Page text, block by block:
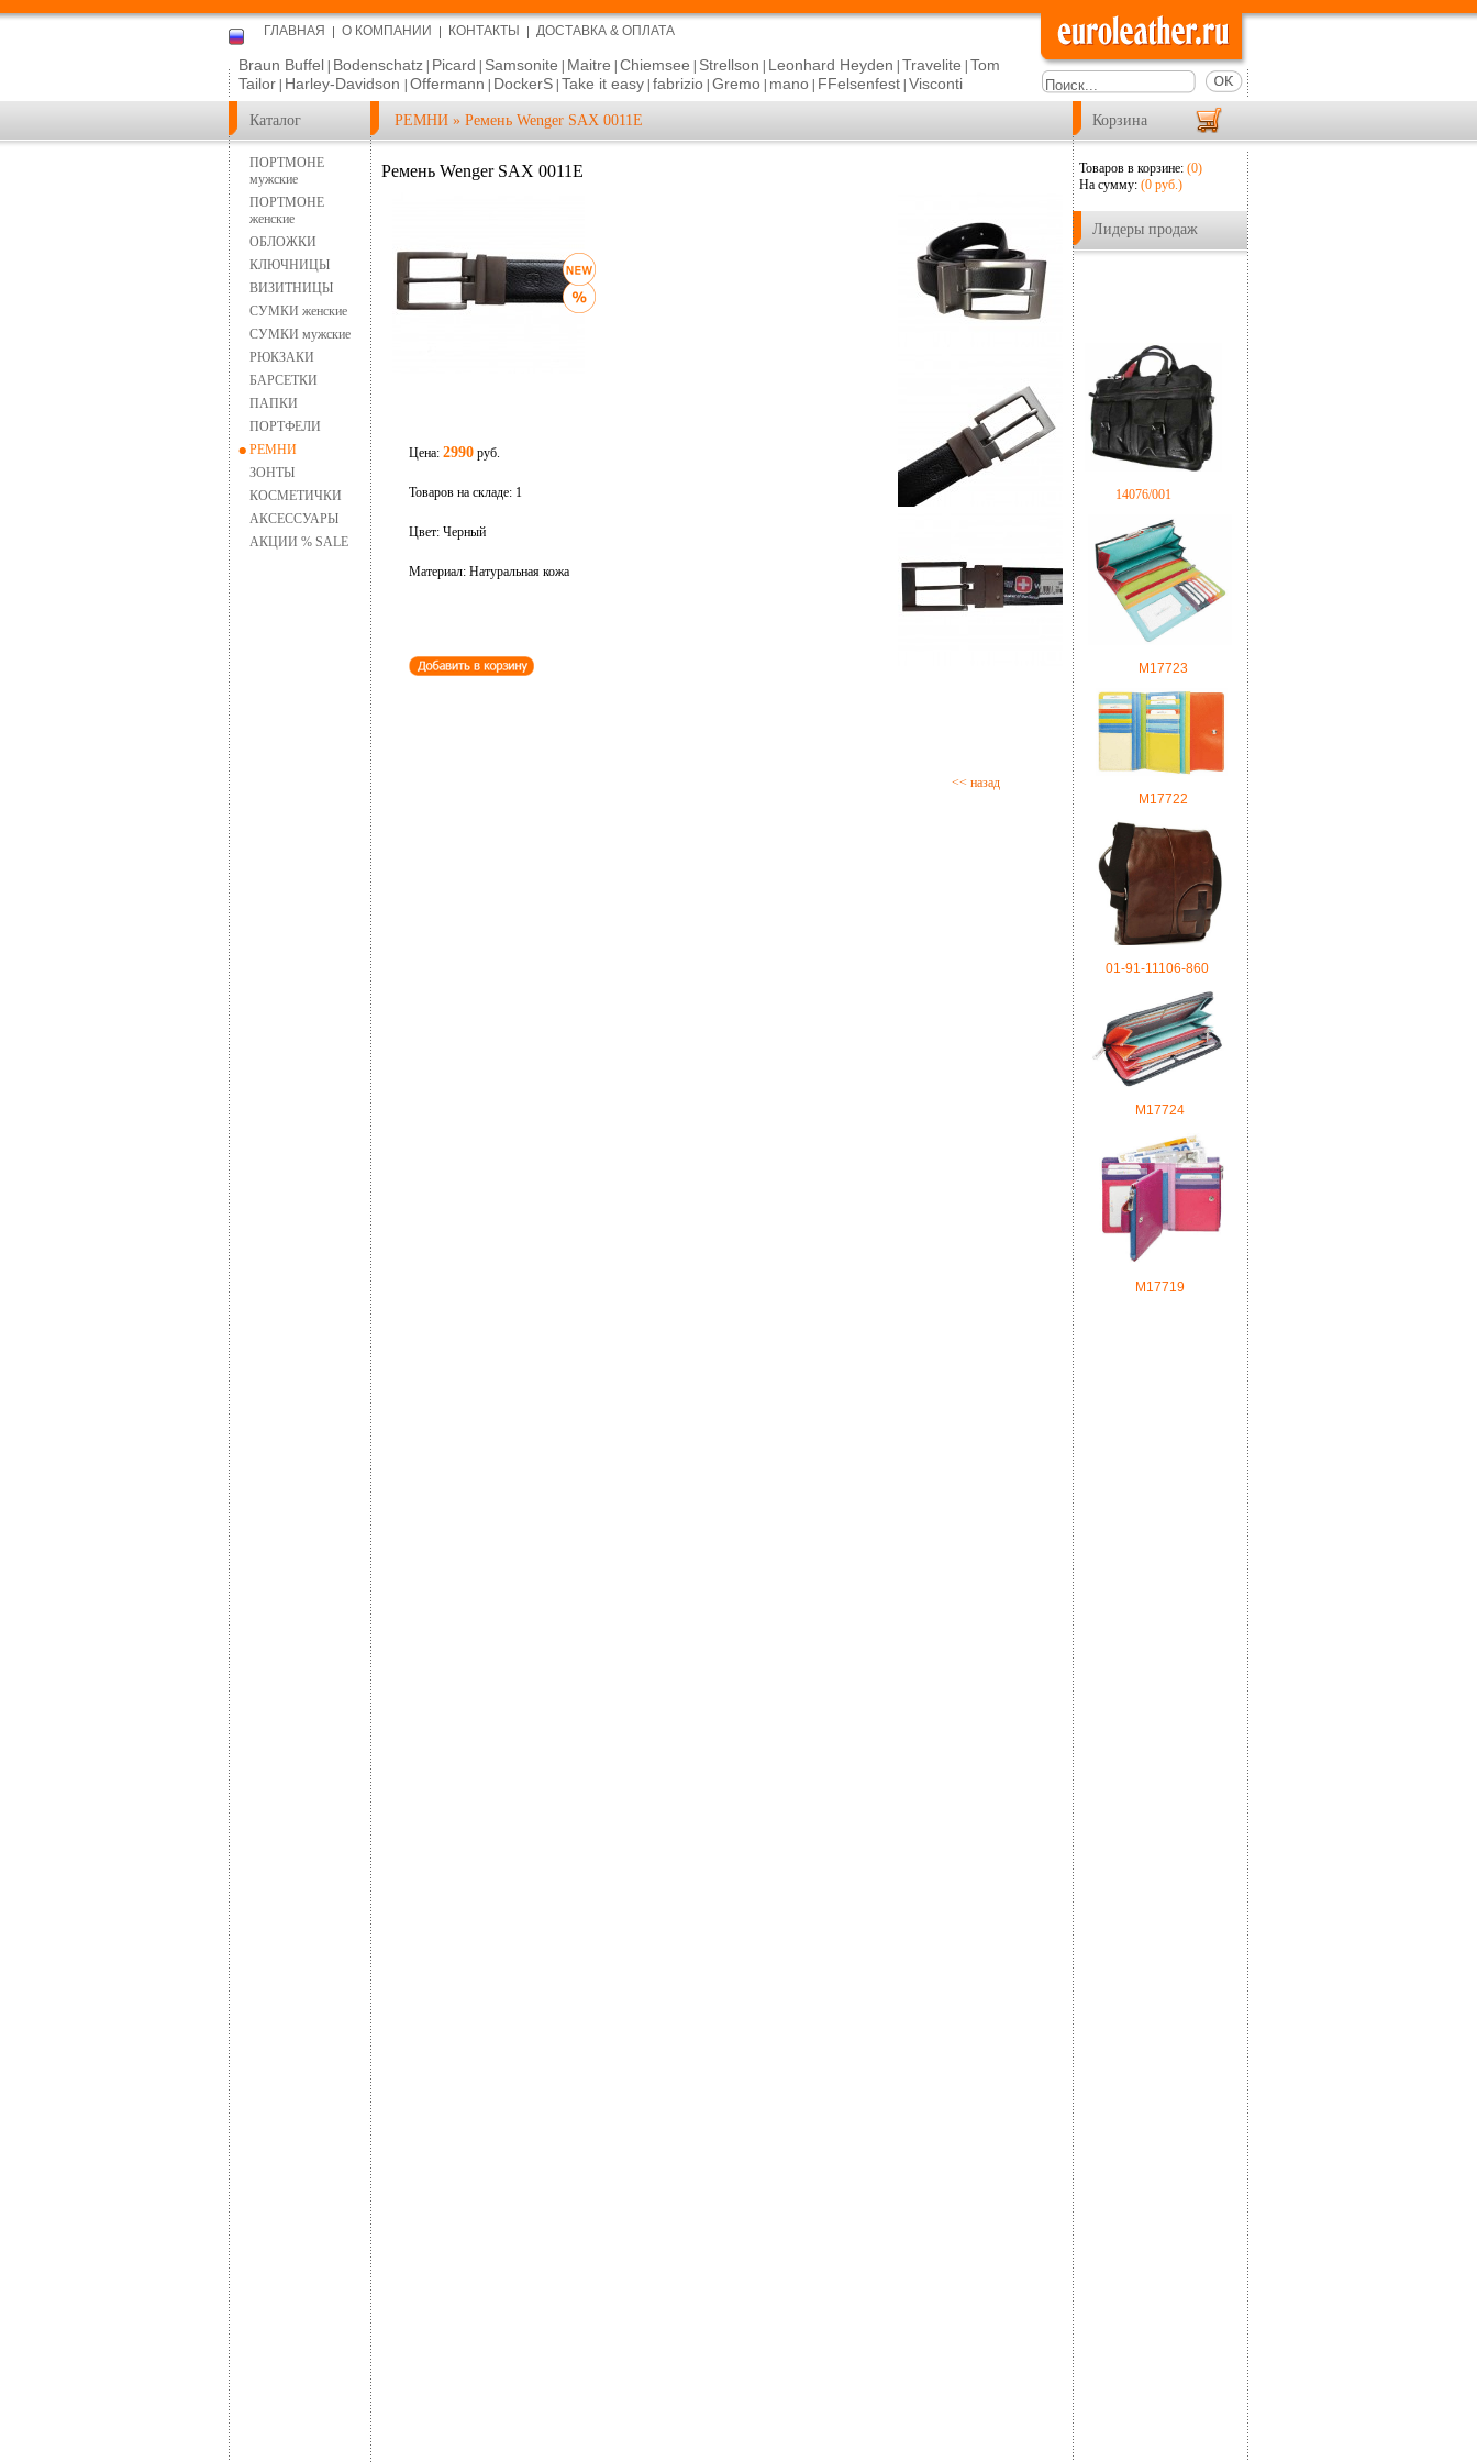
Каталог Корзина
Лидеры продаж
РЕМНИ » Ремень Wenger SAX 0011E
Товаров в корзине: (0)
На сумму: (0 руб.)
ГЛАВНАЯ О КОМПАНИИ КОНТАКТЫ ДОСТАВКА & ОПЛАТА
Braun Buffel Bodenschatz Picard Samsonite Maitre Chiemsee Strellson Leonhard Heyden Travelite Tom
Tailor Harley-Davidson Offermann DockerS Take it easy fabrizio Gremo mano FFelsenfest Visconti
ПОРТМОНЕ
мужские
ПОРТМОНЕ
женские
ОБЛОЖКИ
КЛЮЧНИЦЫ
ВИЗИТНИЦЫ
СУМКИ женские
СУМКИ мужские
РЮКЗАКИ
БАРСЕТКИ
ПАПКИ
ПОРТФЕЛИ
РЕМНИ
ЗОНТЫ
КОСМЕТИЧКИ
АКСЕССУАРЫ
АКЦИИ % SALE
Ремень Wenger SAX 0011E
Цена: 2990 руб.
Товаров на складе: 1
Цвет: Черный
Материал: Натуральная кожа
<< назад
14076/001
M17723
М17722
01-91-11106-860
М17724
М17719